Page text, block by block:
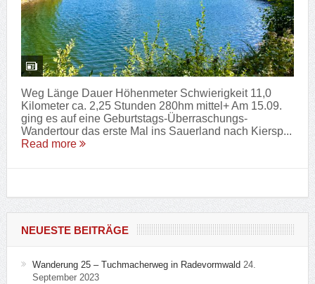
Weg Länge Dauer Höhenmeter Schwierigkeit 11,0
Kilometer ca. 2,25 Stunden 280hm mittel+ Am 15.09.
ging es auf eine Geburtstags-Überraschungs-
Wandertour das erste Mal ins Sauerland nach Kiersp...
Read more
NEUESTE BEITRÄGE
Wanderung 25 – Tuchmacherweg in Radevormwald 24.
September 2023